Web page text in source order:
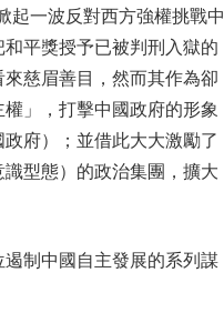
起一波反對西方強權挑戰中
平獎授予已被判刑入獄的
慈眉善目，然而其作為卻
」，打擊中國政府的形象
府）；並借此大大激勵了
型態）的政治集團，擴大
制中國自主發展的系列謀